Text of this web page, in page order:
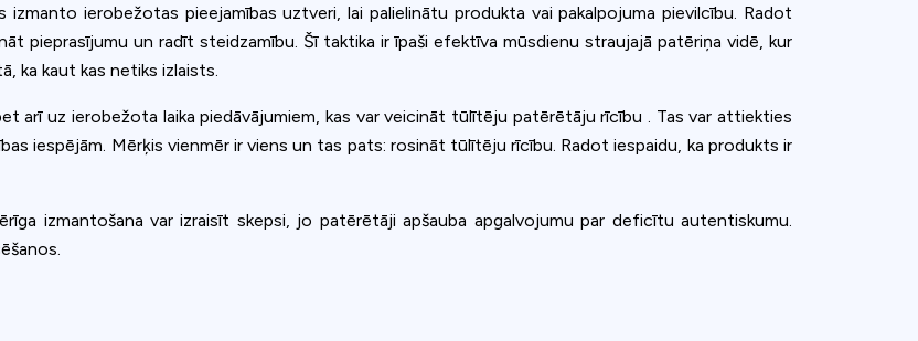
izmanto ierobežotas pieejamības uztveri, lai palielinātu produkta vai pakalpojuma pievilcību. Radot
pieprasījumu un radīt steidzamību. Šī taktika ir īpaši efektīva mūsdienu straujajā patēriņa vidē, kur
ka kaut kas netiks izlaists.
arī uz ierobežota laika piedāvājumiem, kas var veicināt tūlītēju patērētāju rīcību . Tas var attiekties
iespējām. Mērķis vienmēr ir viens un tas pats: rosināt tūlītēju rīcību. Radot iespaidu, ka produkts ir
izmantošana var izraisīt skepsi, jo patērētāji apšauba apgalvojumu par deficītu autentiskumu.
cookies to provide content and improve your experience. You can
or use settings to manage categories individually.
Settings Accept